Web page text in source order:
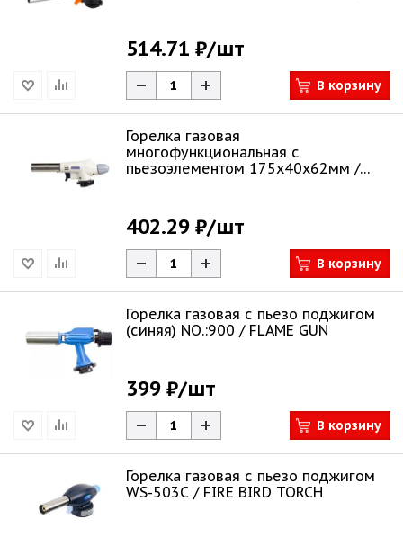
514.71 ₽/шт
В корзину
Горелка газовая
многофункциональная с
пьезоэлементом 175х40х62мм /
402.29 ₽/шт
В корзину
Горелка газовая с пьезо поджигом
(синяя) NO.:900 / FLAME GUN
399 ₽/шт
В корзину
Горелка газовая с пьезо поджигом
WS-503C / FIRE BIRD TORCH